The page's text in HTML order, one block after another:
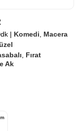
| Komedi
Macera
Fırat
Ak